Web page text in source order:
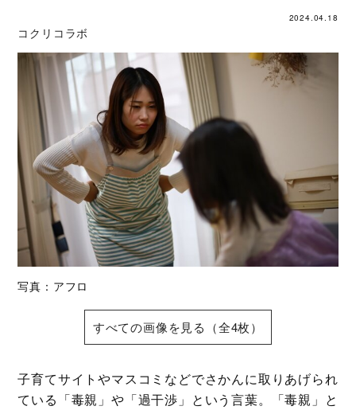
2024.04.18
コクリコラボ
写真：アフロ
すべての画像を見る（全4枚）
子育てサイトやマスコミなどでさかんに取りあげられ
ている「毒親」や「過干渉」という言葉。「毒親」と